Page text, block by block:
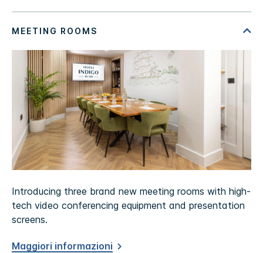
Introducing three brand new meeting rooms with high-
tech video conferencing equipment and presentation
screens.
Maggiori informazioni